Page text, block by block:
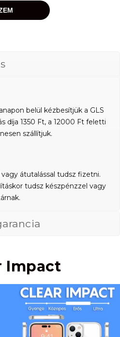
belül kézbesítjük a GLS
díja 1350 Ft, a 12000 Ft feletti
szállítjuk.
átutalással tudsz fizetni.
tudsz készpénzzel vagy
Impact